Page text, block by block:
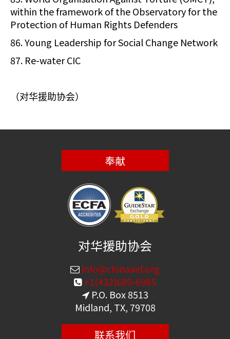
within the framework of the Observatory for the
Protection of Human Rights Defenders
86. Young Leadership for Social Change Network
87. Re-water CIC
（对华援助协会）
奉献
对华援助协会
info@chinaaid.org
+1(432)689-6985
P.O. Box 8513
Midland, TX, 79708
联系我们